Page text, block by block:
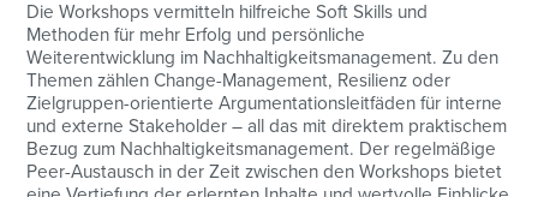
Die Workshops vermitteln hilfreiche Soft Skills und
Methoden für mehr Erfolg und persönliche
Weiterentwicklung im Nachhaltigkeitsmanagement. Zu den
Themen zählen Change-Management, Resilienz oder
Zielgruppen-orientierte Argumentationsleitfäden für interne
und externe Stakeholder – all das mit direktem praktischem
Bezug zum Nachhaltigkeitsmanagement. Der regelmäßige
Peer-Austausch in der Zeit zwischen den Workshops bietet